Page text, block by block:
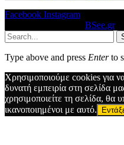
Facebook Instagram
BSee.gr.
Type above and press Enterto
Χρησιμοποιούμε cookies για
δυνατή εμπειρία στη σελίδα
χρησιμοποιείτε τη σελίδα, θα
ικανοποιημένοι με αυτό.